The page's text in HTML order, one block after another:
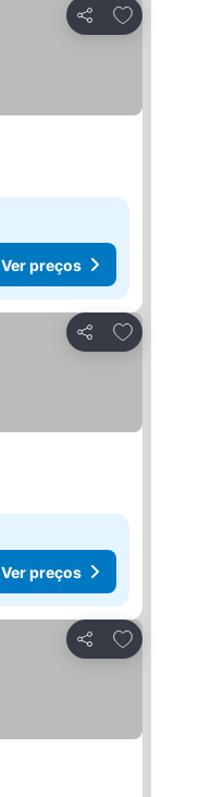
Partilhar
Adicionar
Ver preços
Partilhar
Adicionar
Ver preços
Partilhar
Adicionar